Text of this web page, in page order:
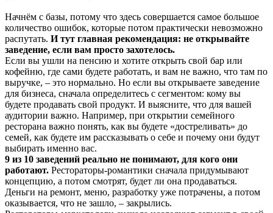
Начнём с базы, потому что здесь совершается самое большое
количество ошибок, которые потом практически невозможно
распутать. И тут главная рекомендация: не открывайте
заведение, если вам просто захотелось.
Если вы ушли на пенсию и хотите открыть свой бар или
кофейню, где сами будете работать, и вам не важно, что там по
выручке, – это нормально. Но если вы открываете заведение
для бизнеса, сначала определитесь с сегментом: кому вы
будете продавать свой продукт. И выясните, что для вашей
аудитории важно. Например, при открытии семейного
ресторана важно понять, как вы будете «достреливать» до
семей, как будете им рассказывать о себе и почему они будут
выбирать именно вас.
9 из 10 заведений реально не понимают, для кого они
работают. Рестораторы-романтики сначала придумывают
концепцию, а потом смотрят, будет ли она продаваться.
Деньги на ремонт, меню, разработку уже потрачены, а потом
оказывается, что не зашло, – закрылись.